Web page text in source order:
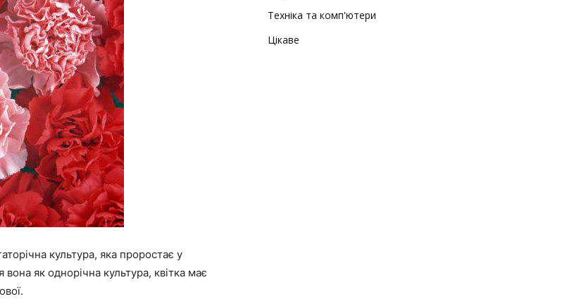
культура, яка проростає у
як однорічна культура, квітка має
Техніка та комп'ютери
Цікаве